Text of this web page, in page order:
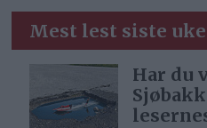
Mest lest siste
Har du